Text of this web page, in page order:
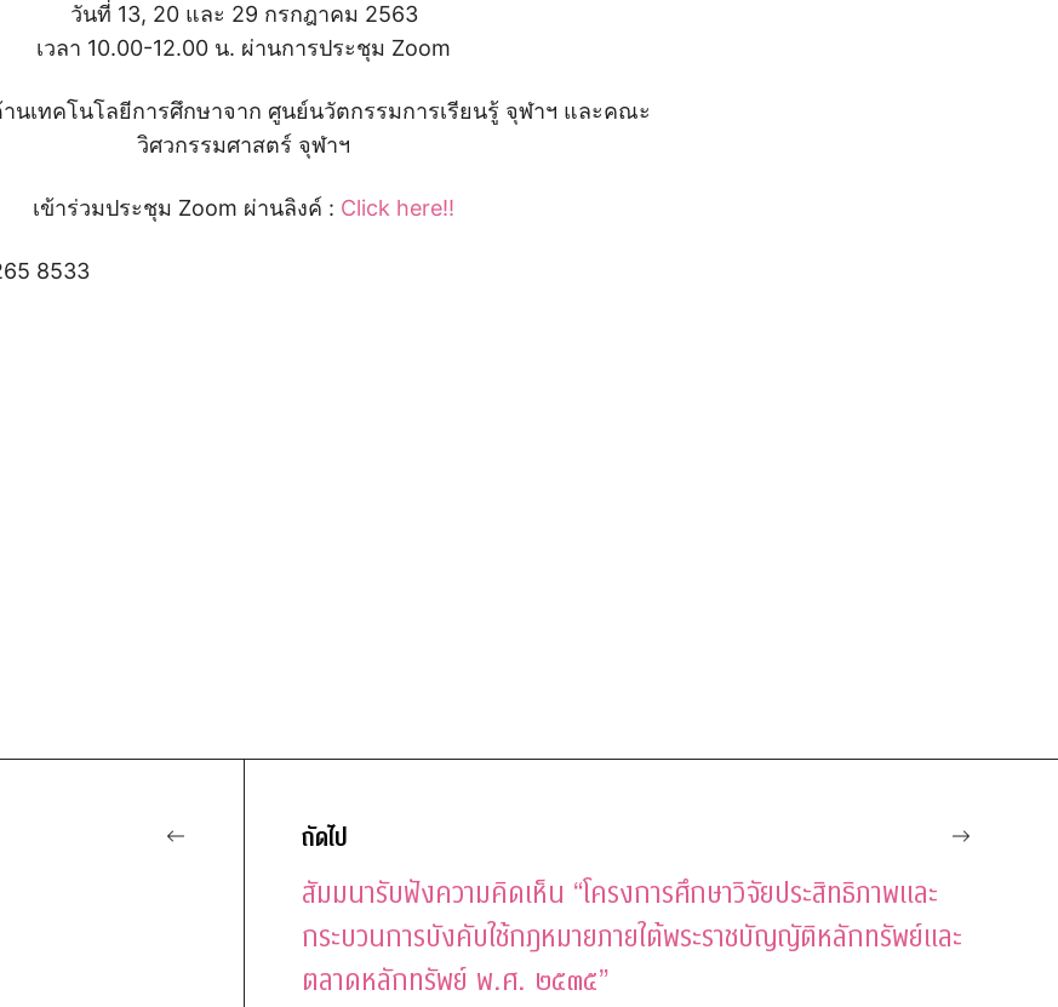
วันที่ 13, 20 และ 29 กรกฎาคม 2563
เวลา 10.00-12.00 น. ผ่านการประชุม Zoom
นเทคโนโลยีการศึกษาจาก ศูนย์นวัตกรรมการเรียนรู้ จุฬาฯ และคณะ
วิศวกรรมศาสตร์ จุฬาฯ
เข้าร่วมประชุม Zoom ผ่านลิงค์ : Click here!!
8533
ถัดไป
สัมมนารับฟังความคิดเห็น “โครงการศึกษาวิจัยประสิทธิภาพและ
กระบวนการบังคับใช้กฎหมายภายใต้พระราชบัญญัติหลักทรัพย์และ
ตลาดหลักทรัพย์ พ.ศ. ๒๕๓๕”